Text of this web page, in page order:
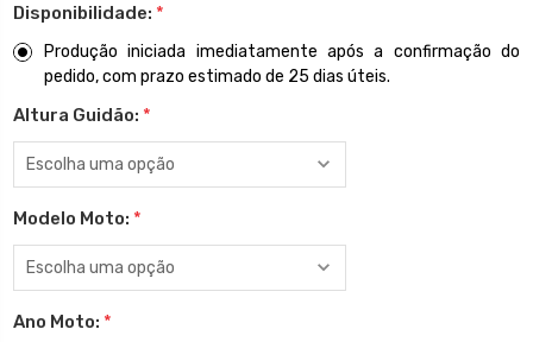
Disponibilidade: *
Produção iniciada imediatamente após a confirmação do
pedido, com prazo estimado de 25 dias úteis.
Altura Guidão: *
Modelo Moto: *
Ano Moto: *